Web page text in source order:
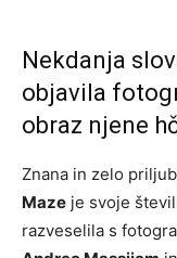
Nekdanja
objavila
obraz njene
Znana in zelo
Maze je svoje
razveselila s